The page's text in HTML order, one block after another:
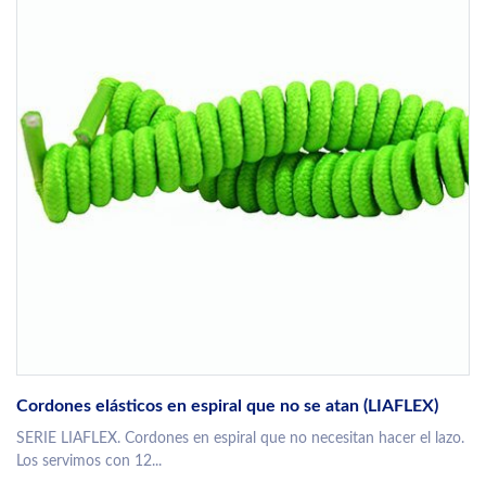
Cordones elásticos en espiral que no se atan (LIAFLEX)
SERIE LIAFLEX. Cordones en espiral que no necesitan hacer el lazo.
Los servimos con 12...